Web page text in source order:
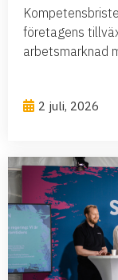
företagens
arbetsmarknad
2 juli, 2026